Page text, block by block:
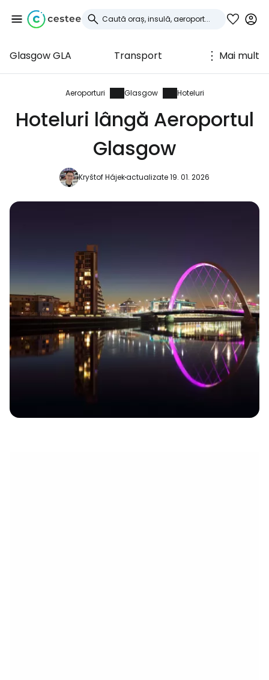
Glasgow GLA Transport Mai mult
Aeroporturi Glasgow Hoteluri
Hoteluri lângă Aeroportul
Glasgow
Kryštof Hájekactualizate 19. 01. 2026
Conectați-vă la
Cestee
... comunitatea mondială a călătorilor
Continuați cu Google
Continuați cu e-mailul